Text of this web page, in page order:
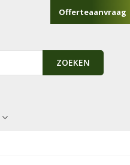
Offerteaanvraag
ZOEKEN